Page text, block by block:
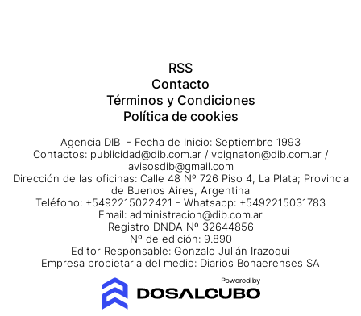
RSS
Contacto
Términos y Condiciones
Política de cookies
Agencia DIB - Fecha de Inicio: Septiembre 1993
Contactos: publicidad@dib.com.ar / vpignaton@dib.com.ar /
avisosdib@gmail.com
Dirección de las oficinas: Calle 48 Nº 726 Piso 4, La Plata; Provincia
de Buenos Aires, Argentina
Teléfono: +5492215022421 - Whatsapp: +5492215031783
Email: administracion@dib.com.ar
Registro DNDA Nº 32644856
Nº de edición: 9.890
Editor Responsable: Gonzalo Julián Irazoqui
Empresa propietaria del medio: Diarios Bonaerenses SA